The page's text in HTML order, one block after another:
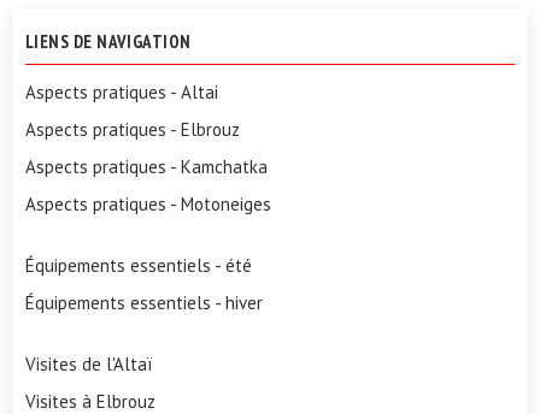
LIENS DE NAVIGATION
Aspects pratiques - Altai
Aspects pratiques - Elbrouz
Aspects pratiques - Kamchatka
Aspects pratiques - Motoneiges
Équipements essentiels - été
Équipements essentiels - hiver
Visites de l'Altaï
Visites à Elbrouz